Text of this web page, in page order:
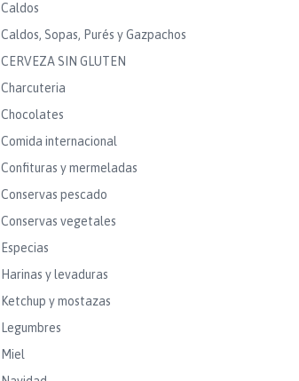
Caldos
Caldos, Sopas, Purés y Gazpachos
CERVEZA SIN GLUTEN
Charcuteria
Chocolates
Comida internacional
Confituras y mermeladas
Conservas pescado
Conservas vegetales
Especias
Harinas y levaduras
Ketchup y mostazas
Legumbres
Miel